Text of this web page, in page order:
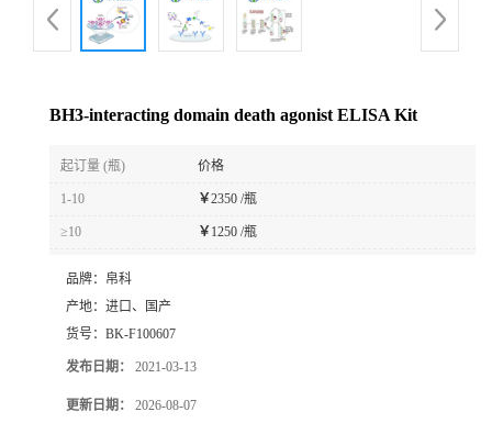
BH3-interacting domain death agonist ELISA Kit
起订量 (瓶) 价格
1-10 ￥2350 /瓶
≥10 ￥ 1250 /瓶
品牌： 帛科
产地： 进口、国产
货号： BK-F100607
发布日期： 2021-03-13
更新日期： 2026-08-07